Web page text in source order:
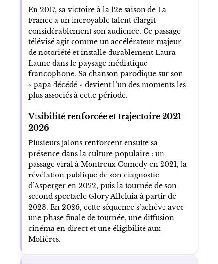
Le texte situe en 2014 sa rencontre avec
Jérémy Ferrari, qui choisit de la produire via
Dark Smile Productions. Cette collaboration
est présentée comme une étape décisive dans
la structuration de sa carrière et dans
l’affirmation de son style « sans limite ».
Le tournant de 2017
En 2017, sa victoire à la 12e saison de La
considérablement son audience. Ce passage
télévisé agit comme un accélérateur majeur
Laune dans le paysage médiatique
francophone. Sa chanson parodique sur son
« papa décédé » devient l’un des moments les
plus associés à cette période.
Visibilité renforcée et trajectoire 2021–
2026
Plusieurs jalons renforcent ensuite sa
présence dans la culture populaire : un